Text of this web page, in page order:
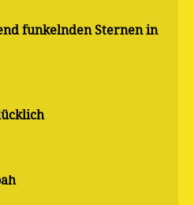
funkelnden Sternen in